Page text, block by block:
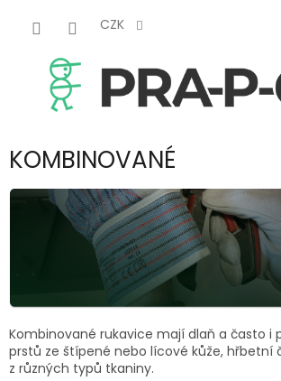
CZK
KOMBINOVANÉ
Kombinované rukavice mají dlaň a často i
prstů ze štípené nebo lícové kůže, hřbetní
z různých typů tkaniny.